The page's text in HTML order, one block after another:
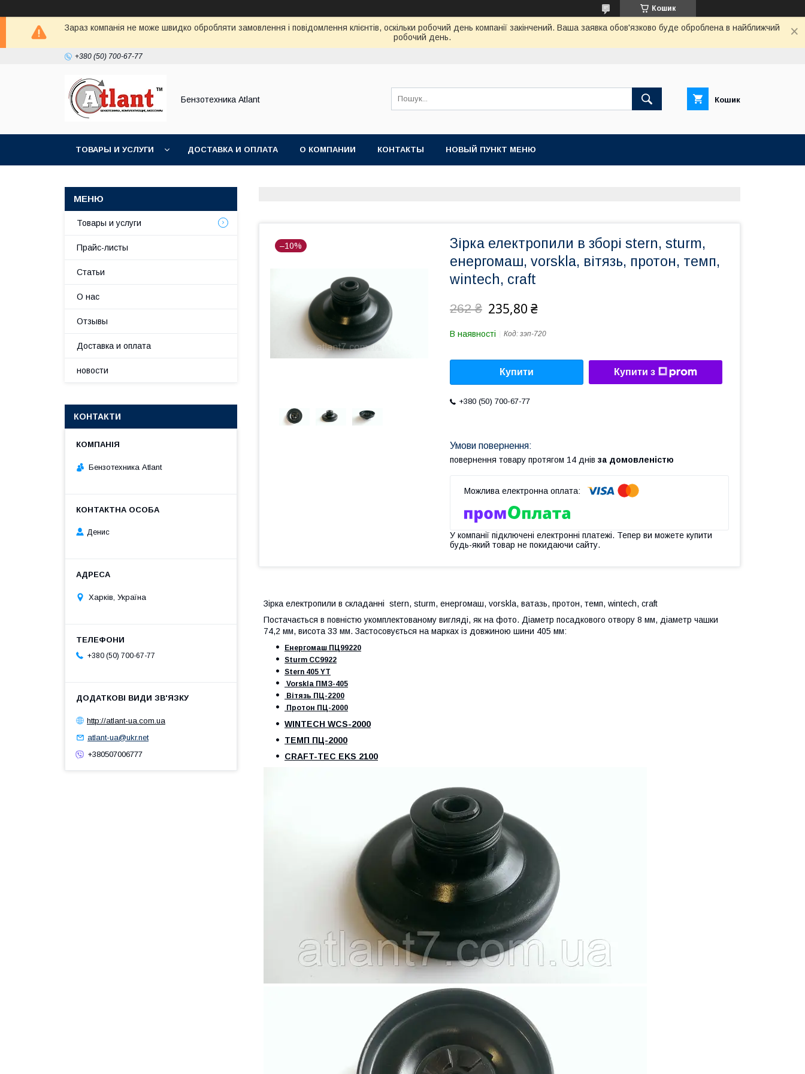
Кошик
Зараз компанія не може швидко обробляти замовлення і повідомлення клієнтів, оскільки робочий день компанії закінчений. Ваша заявка обов'язково буде оброблена в найближчий
робочий день.
+380 (50) 700-67-77
Бензотехника Atlant Кошик
ТОВАРЫ И УСЛУГИ ДОСТАВКА И ОПЛАТА О КОМПАНИИ КОНТАКТЫ НОВЫЙ ПУНКТ МЕНЮ
–10%
Зірка електропили в зборі stern, sturm,
енергомаш, vorskla, вітязь, протон, темп,
wintech, craft
262 ₴ 235,80 ₴
В наявності Код: зэп-720
Купити Купити з
+380 (50) 700-67-77
повернення товару протягом 14 днів за домовленістю
У компанії підключені електронні платежі. Тепер ви можете купити
будь-який товар не покидаючи сайту.
Зірка електропили в складанні stern, sturm, енергомаш, vorskla, ватазь, протон, темп, wintech, craft
Постачається в повністю укомплектованому вигляді, як на фото. Діаметр посадкового отвору 8 мм, діаметр чашки
74,2 мм, висота 33 мм. Застосовується на марках із довжиною шини 405 мм:
Енергомаш ПЦ99220
Sturm CC9922
Stern 405 YT
Vorskla ПМЗ-405
Вітязь ПЦ-2200
Протон ПЦ-2000
WINTECH WCS-2000
ТЕМП ПЦ-2000
CRAFT-TEC EKS 2100
Товары и услуги
Прайс-листы
Статьи
О нас
Отзывы
Доставка и оплата
новости
КОНТАКТИ
Бензотехника Atlant
Денис
Харків, Україна
+380 (50) 700-67-77
http://atlant-ua.com.ua
atlant-ua@ukr.net
+380507006777